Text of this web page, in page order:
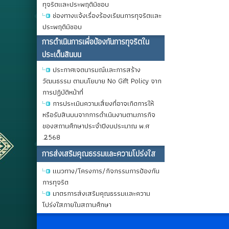
ทุจริตและประพฤติมิชอบ
ช่องทางแจ้งเรื่องร้องเรียนการทุจริตและ
ประพฤติมิชอบ
การดําเนินการเพื่อป้องกันการทุจริตใน
ประเด็นสินบน
ประกาศเจตนารมณ์และการสร้าง
วัฒนธรรม ตามนโยบาย No Gift Policy จาก
การปฏิบัติหน้าที่
การประเมินความเสี่ยงที่อาจเกิดการให้
หรือรับสินบนจากการดำเนินงานตามภารกิจ
ของสถานศึกษาประจำปีงบประมาณ พ.ศ
.2568
การส่งเสริมคุณธรรมและความโปร่งใส
แนวทาง/โครงการ/กิจกรรมการป้องกัน
การทุจริต
มาตรการส่งเสริมคุณธรรมและความ
โปร่งใสภายในสถานศึกษา